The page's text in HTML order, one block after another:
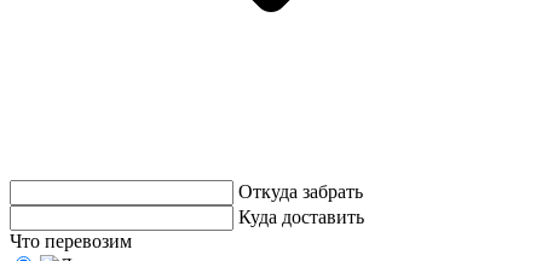
Откуда забрать
Куда доставить
Что перевозим